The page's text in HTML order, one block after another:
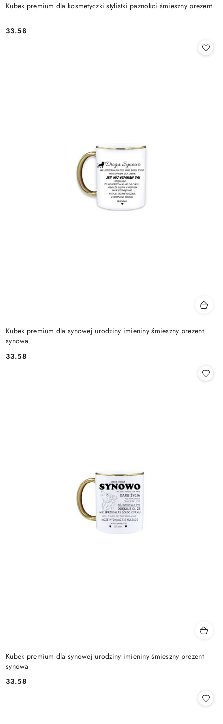
Kubek premium dla kosmetyczki stylistki paznokci śmieszny prezent
Cena:
33.58
Kubek premium dla synowej urodziny imieniny śmieszny prezent
synowa
Cena:
33.58
Kubek premium dla synowej urodziny imieniny śmieszny prezent
synowa
Cena:
33.58